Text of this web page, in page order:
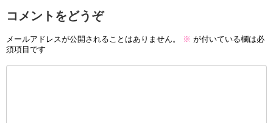
コメントをどうぞ
メールアドレスが公開されることはありません。 ※ が付いている欄は必
須項目です